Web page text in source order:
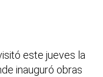
este jueves la
inauguró obras